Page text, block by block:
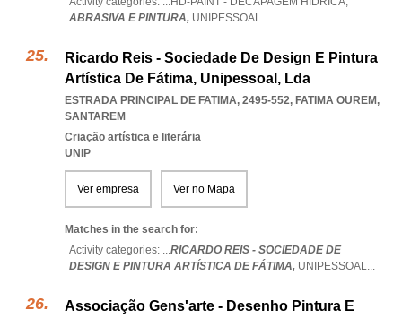
ABRASIVA E PINTURA, UNIPESSOAL...
Ricardo Reis - Sociedade De Design E Pintura
Artística De Fátima, Unipessoal, Lda
ESTRADA PRINCIPAL DE FATIMA, 2495-552, FATIMA OUREM,
SANTAREM
Criação artística e literária
UNIP
Ver empresa Ver no Mapa
Matches in the search for:
Activity categories: ...RICARDO REIS - SOCIEDADE DE
DESIGN E PINTURA ARTÍSTICA DE FÁTIMA, UNIPESSOAL...
Associação Gens'arte - Desenho Pintura E